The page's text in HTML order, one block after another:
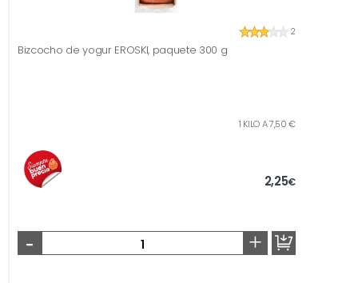
2
Bizcocho de yogur EROSKI, paquete 300 g
1 KILO A 7,50 €
2,25€
- +